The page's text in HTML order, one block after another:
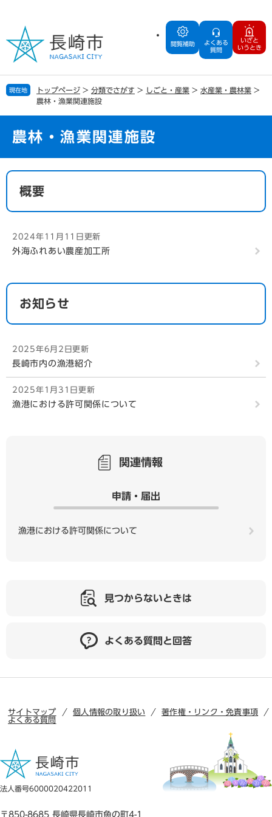
の
で
す
ー
ば
し
閲覧補助
よくある
質問
いざと
いうとき
現在地 トップページ > 分類でさがす > しごと・産業 > 水産業・農林業 >
農林・漁業関連施設
農林・漁業関連施設
本
概要
2024年11月11日更新
外海ふれあい農産加工所
お知らせ
2025年6月2日更新
長崎市内の漁港紹介
2025年1月31日更新
漁港における許可関係について
関連情報
申請・届出
漁港における許可関係について
見つからないときは
よくある質問と回答
サイトマップ 個人情報の取り扱い
著作権・リンク・免責事項
よくある質問
法人番号6000020422011
〒850-8685 長崎県長崎市魚の町4-1